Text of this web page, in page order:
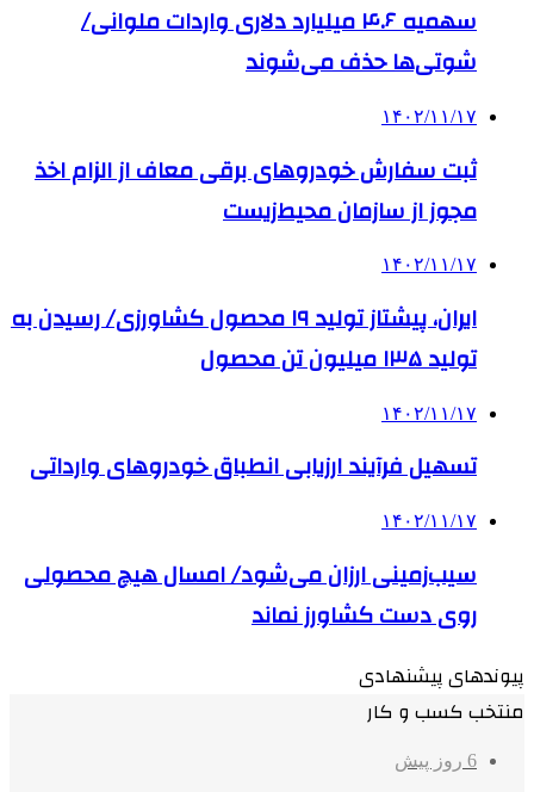
سهمیه ۴.۶ میلیارد دلاری واردات ملوانی/
شوتی‌ها حذف می‌شوند
۱۴۰۲/۱۱/۱۷
ثبت سفارش خودروهای برقی معاف از الزام اخذ
مجوز از سازمان محیط‌زیست
۱۴۰۲/۱۱/۱۷
ایران، پیشتاز تولید ۱۹ محصول کشاورزی/ رسیدن به
تولید ۱۳۵ میلیون تن محصول
۱۴۰۲/۱۱/۱۷
تسهیل فرآیند ارزیابی انطباق خودروهای وارداتی
۱۴۰۲/۱۱/۱۷
سیب‌زمینی ارزان می‌شود/ امسال هیچ محصولی
روی دست کشاورز نماند
پیوندهای پیشنهادی
منتخب کسب و کار
6 روز پیش